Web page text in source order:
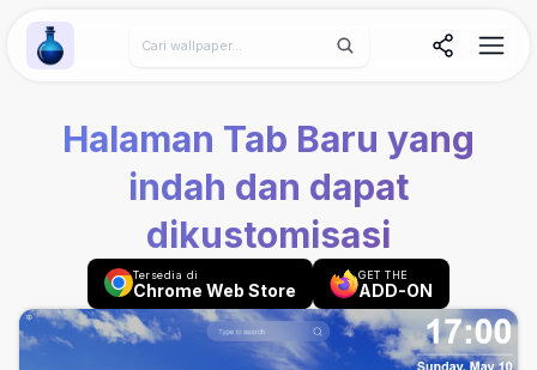
Wallpaper Alchemy
Halaman Tab Baru yang
indah dan dapat
dikustomisasi
Tersedia di
Chrome Web Store
GET THE
ADD-ON